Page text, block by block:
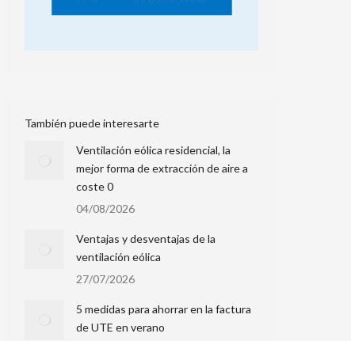
También puede interesarte
Ventilación eólica residencial, la
mejor forma de extracción de aire a
coste 0
04/08/2026
Ventajas y desventajas de la
ventilación eólica
27/07/2026
5 medidas para ahorrar en la factura
de UTE en verano